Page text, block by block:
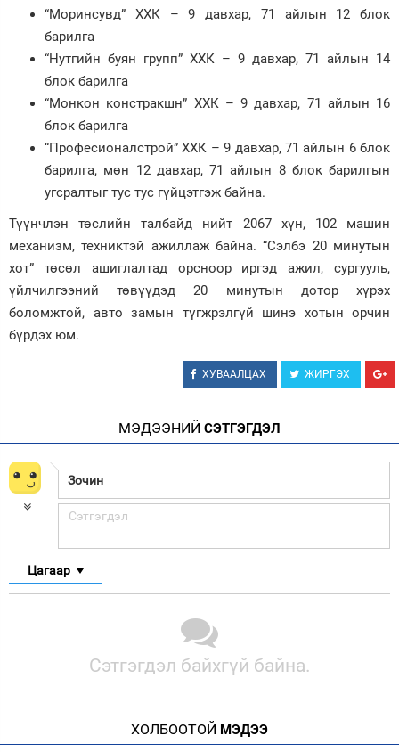
“Моринсувд” ХХК – 9 давхар, 71 айлын 12 блок
барилга
“Нутгийн буян групп” ХХК – 9 давхар, 71 айлын 14
блок барилга
“Монкон констракшн” ХХК – 9 давхар, 71 айлын 16
блок барилга
“Професионалстрой” ХХК – 9 давхар, 71 айлын 6 блок
барилга, мөн 12 давхар, 71 айлын 8 блок барилгын
угсралтыг тус тус гүйцэтгэж байна.
Түүнчлэн төслийн талбайд нийт 2067 хүн, 102 машин
механизм, техниктэй ажиллаж байна. “Сэлбэ 20 минутын
хот” төсөл ашиглалтад орсноор иргэд ажил, сургууль,
үйлчилгээний төвүүдэд 20 минутын дотор хүрэх
боломжтой, авто замын түгжрэлгүй шинэ хотын орчин
бүрдэх юм.
ХУВААЛЦАХ ЖИРГЭХ
МЭДЭЭНИЙ СЭТГЭГДЭЛ
Цагаар
Сэтгэгдэл байхгүй байна.
ХОЛБООТОЙ МЭДЭЭ